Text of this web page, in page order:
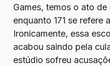
Games, temos o ato
enquanto 171 se refere
Ironicamente, essa
acabou saindo pela
estúdio sofreu